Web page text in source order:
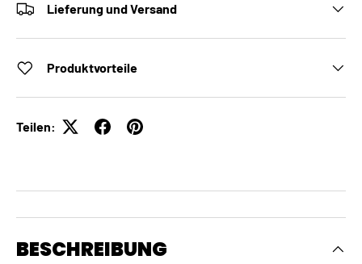
Lieferung und Versand
Produktvorteile
Teilen:
BESCHREIBUNG